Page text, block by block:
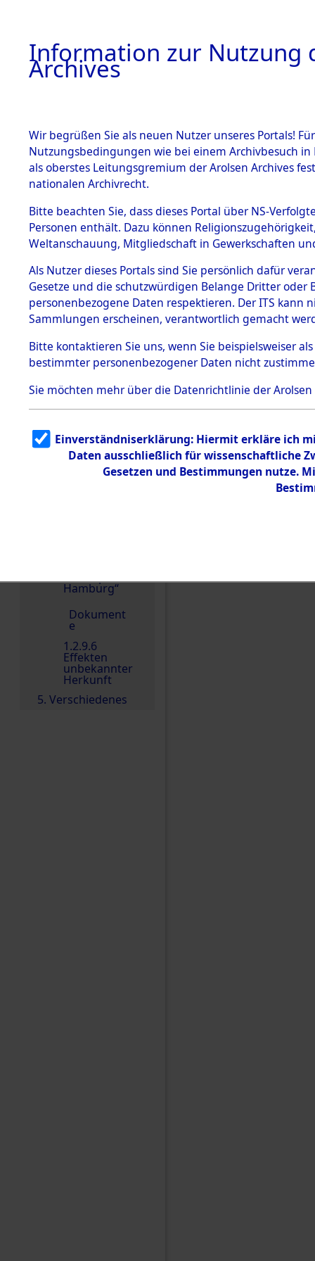
BESTÄNDE
1.
Inhaftierungsdoku
mente
1.2.9 Beim ITS
Effekten
1.2.9.1
Effekten aus
dem KZ
Dachau
1.2.9.2
Effekten aus
dem KZ
Bayerisches
1.2.9.3
Effekten aus
dem KZ
Neuengamm
Hamburg“
Dokument
e
1.2.9.6
Effekten
unbekannter
Herkunft
5. Verschiedenes
0001
Einen Kommentar
Information zur Nutzung
Archives
Wir begrüßen Sie als neuen Nutzer unseres Portals!
Nutzungsbedingungen wie bei einem Archivbesuch
als oberstes Leitungsgremium der Arolsen Archives
nationalen Archivrecht.
Bitte beachten Sie, dass dieses Portal über NS-
Personen enthält. Dazu können
Weltanschauung, Mitgliedschaft in Gewerkschaften
Als Nutzer dieses Portals sind Sie persönlich dafür
Gesetze und die schutzwürdigen Belange Dritter
personenbezogene Daten respektieren. Der ITS
Sammlungen erscheinen, verantwortlich gemacht
Bitte kontaktieren Sie uns, wenn Sie beispielsweiser
bestimmter personenbezogener Daten nicht
Sie möchten mehr über die Datenrichtlinie der Arolsen
Einverständniserklärung: Hiermit erkläre ich
Daten ausschließlich für wissenschaftliche
Gesetzen und Bestimmungen nutze.